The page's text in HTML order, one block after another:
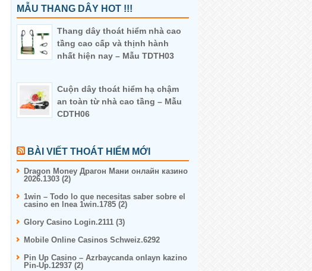
MẪU THANG DÂY HOT !!!
Thang dây thoát hiểm nhà cao
tầng cao cấp và thịnh hành
nhất hiện nay – Mẫu TDTH03
Cuộn dây thoát hiểm hạ chậm
an toàn từ nhà cao tầng – Mẫu
CDTH06
BÀI VIẾT THOÁT HIỂM MỚI
Dragon Money Драгон Мани онлайн казино
2026.1303 (2)
1win – Todo lo que necesitas saber sobre el
casino en lnea 1win.1785 (2)
Glory Casino Login.2111 (3)
Mobile Online Casinos Schweiz.6292
Pin Up Casino – Azrbaycanda onlayn kazino
Pin-Up.12937 (2)